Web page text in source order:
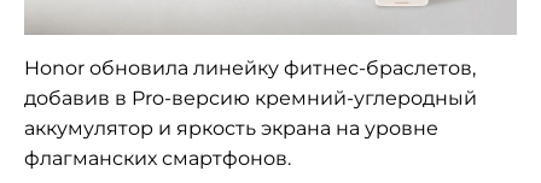
Honor обновила линейку фитнес-браслетов,
добавив в Pro-версию кремний-углеродный
аккумулятор и яркость экрана на уровне
флагманских смартфонов.